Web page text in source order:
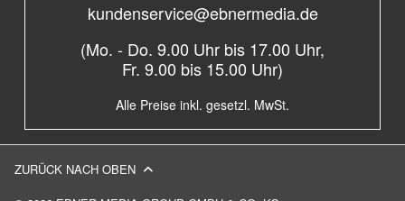
kundenservice@ebnermedia.de
(Mo. - Do. 9.00 Uhr bis 17.00 Uhr,
Fr. 9.00 bis 15.00 Uhr)
Alle Preise inkl. gesetzl. MwSt.
ZURÜCK NACH OBEN